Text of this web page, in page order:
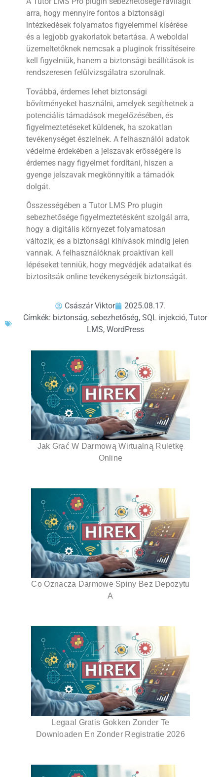
arra, hogy mennyire fontos a biztonsági
intézkedések folyamatos figyelemmel kísérése
és a legjobb gyakorlatok betartása. A weboldal
üzemeltetőknek nemcsak a pluginok frissítéseire
kell figyelniük, hanem a biztonsági beállítások is
rendszeresen felülvizsgálatra szorulnak.
Továbbá, érdemes lehet biztonsági
bővítményeket használni, amelyek segíthetnek a
potenciális támadások megelőzésében, és
figyelmeztetéseket küldenek, ha szokatlan
tevékenységet észlelnek. A felhasználói adatok
védelme érdekében a jelszavak erősségére is
érdemes nagy figyelmet fordítani, hiszen a
gyenge jelszavak megkönnyítik a támadók
dolgát.
Összességében a Tutor LMS Pro plugin
sebezhetősége figyelmeztetésként szolgál arra,
hogy a digitális környezet folyamatosan
változik, és a biztonsági kihívások mindig jelen
vannak. A felhasználóknak proaktívan kell
lépéseket tenniük, hogy megvédjék adataikat és
biztosítsák online tevékenységeik biztonságát.
Császár Viktor
2025.08.17.
Címkék: biztonság, sebezhetőség, SQL injekció, Tutor
LMS, WordPress
Jak Grać W Darmową Wirtualną Ruletkę
Online
Co Oznacza Darmowe Spiny Bez Depozytu
A
Legaal Gratis Gokken Zonder Te
Downloaden En Zonder Registratie 2026